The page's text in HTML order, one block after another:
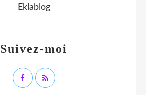
Suivez-moi
Eklablog